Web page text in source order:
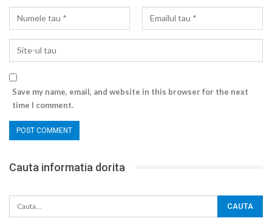
Save my name, email, and website in this browser for the next
time I comment.
Cauta informatia dorita